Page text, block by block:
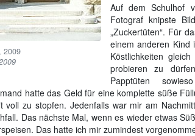
2009
Auf dem Schulhof
Fotograf knipste
„Zuckertüten“. Für
einem anderen Kind
Köstlichkeiten
probieren zu
Papptüten
hatte das Geld für eine komplette süße
voll zu stopfen. Jedenfalls war mir am
Das nächste Mal, wenn es wieder etwas
Das hatte ich mir zumindest